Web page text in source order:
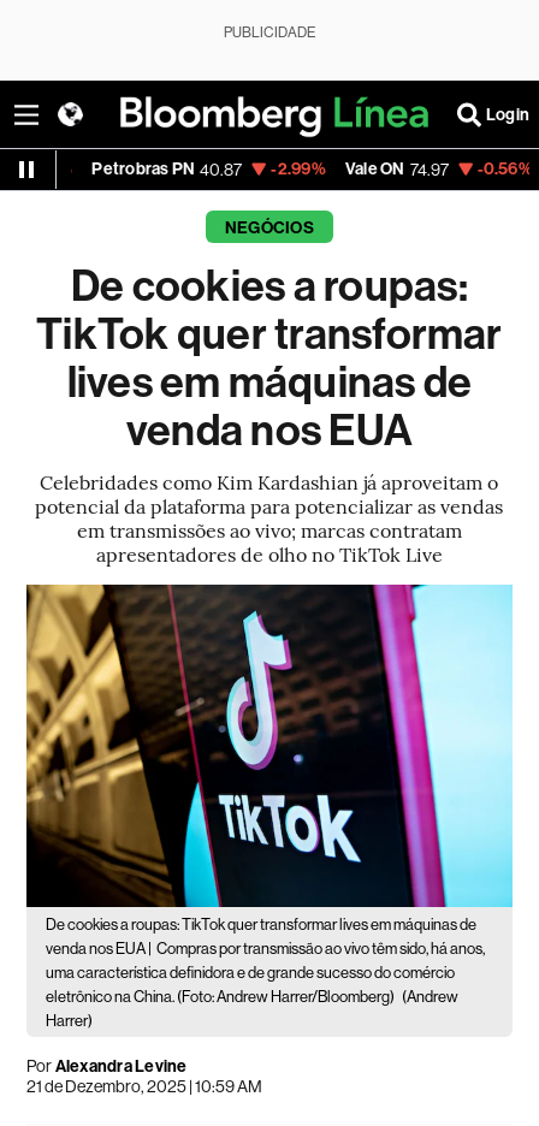
PUBLICIDADE
Login
PN 40.87 -2.99% Vale ON 74.97 -0.56% Itaú PN
NEGÓCIOS
De cookies a roupas:
TikTok quer transformar
lives em máquinas de
venda nos EUA
Celebridades como Kim Kardashian já aproveitam o
potencial da plataforma para potencializar as vendas
em transmissões ao vivo; marcas contratam
apresentadores de olho no TikTok Live
De cookies a roupas: TikTok quer transformar lives em máquinas de
venda nos EUA | Compras por transmissão ao vivo têm sido, há anos,
uma característica definidora e de grande sucesso do comércio
eletrônico na China. (Foto: Andrew Harrer/Bloomberg) (Andrew
Harrer)
PorAlexandra Levine
21 de Dezembro, 2025 | 10:59 AM